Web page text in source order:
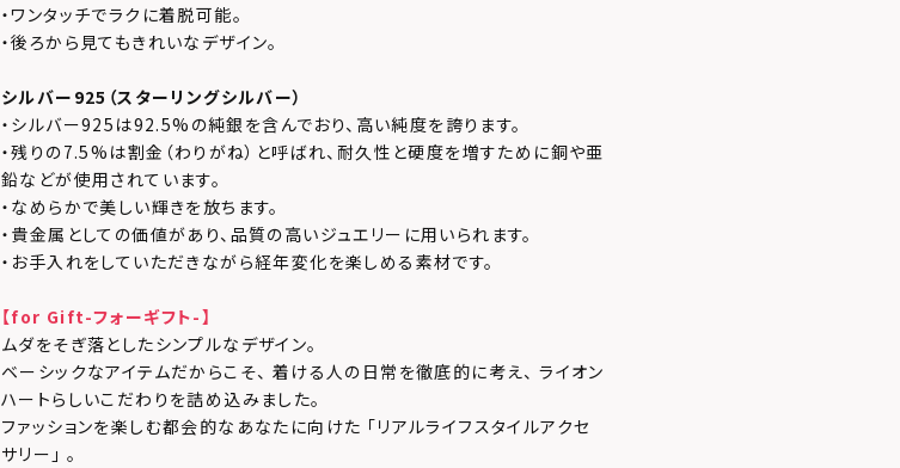
・ワンタッチでラクに着脱可能。
・後ろから見てもきれいなデザイン。
シルバー925（スターリングシルバー）
・シルバー925は92.5%の純銀を含んでおり、高い純度を誇ります。
・残りの7.5%は割金（わりがね）と呼ばれ、耐久性と硬度を増すために銅や亜
鉛などが使用されています。
・なめらかで美しい輝きを放ちます。
・貴金属としての価値があり、品質の高いジュエリーに用いられます。
・お手入れをしていただきながら経年変化を楽しめる素材です。
【for Gift-フォーギフト-】
ムダをそぎ落としたシンプルなデザイン。
ベーシックなアイテムだからこそ、 着ける人の日常を徹底的に考え、 ライオン
ハートらしいこだわりを詰め込みました。
ファッションを楽しむ都会的なあなたに向けた 「リアルライフスタイルアクセ
サリー」 。